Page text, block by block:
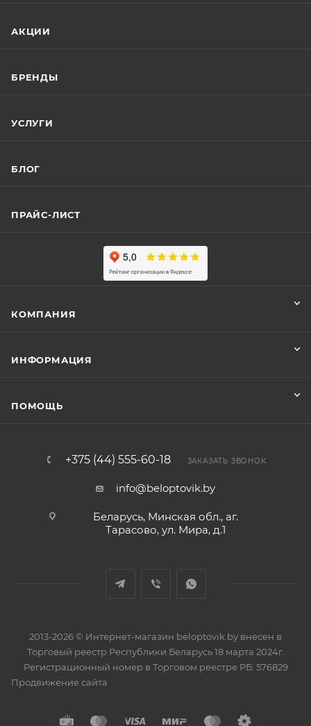
АКЦИИ
БРЕНДЫ
УСЛУГИ
БЛОГ
ПРАЙС-ЛИСТ
КОМПАНИЯ
ИНФОРМАЦИЯ
ПОМОЩЬ
+375 (44) 555-60-18 ЗАКАЗАТЬ ЗВОНОК
info@beloptovik.by
Беларусь, Минская обл., аг.
Тарасово, ул. Мира, д.1
2013-2026 © Интернет-магазин beloptovik.by внесен в
Торговый реестр Республики Беларусь 18 марта 2024г.
Регистрационный номер в Торговом реестре РБ: 576829
Продвижение сайта